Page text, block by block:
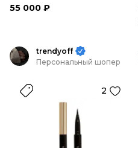
55 000 ₽
trendyoff
Персональный шопер
2